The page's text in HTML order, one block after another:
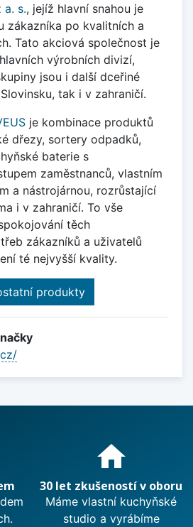
a. s., jejíž hlavní snahou je
zákazníka po kvalitních a
Tato akciová společnost je
výrobních divizí,
jsou i další dceřiné
tak i v zahraničí.
je kombinace produktů
dřezy, sortery odpadků,
baterie s
zaměstnanců, vlastním
a nástrojárnou, rozrůstající
i v zahraničí. To vše
těch
zákazníků a uživatelů
té nejvyšší kvality.
produkty
nás? home
30 let zkušeností v oboru
Máme vlastní kuchyňské
studio a vyrábíme